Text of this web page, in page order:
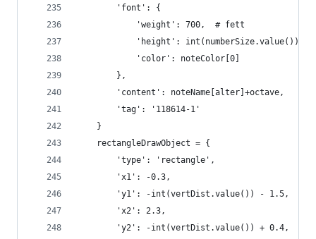
        'font': {
            'weight': 700,  # fett
            'height': int(numberSize.value()),
            'color': noteColor[0]
        },
        'content': noteName[alter]+octave,
        'tag': '118614-1'
    }
    rectangleDrawObject = {
        'type': 'rectangle',
        'x1': -0.3,
        'y1': -int(vertDist.value()) - 1.5,
        'x2': 2.3,
        'y2': -int(vertDist.value()) + 0.4,